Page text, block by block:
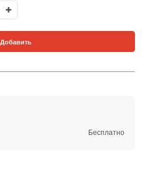
Добавить
Бесплатно